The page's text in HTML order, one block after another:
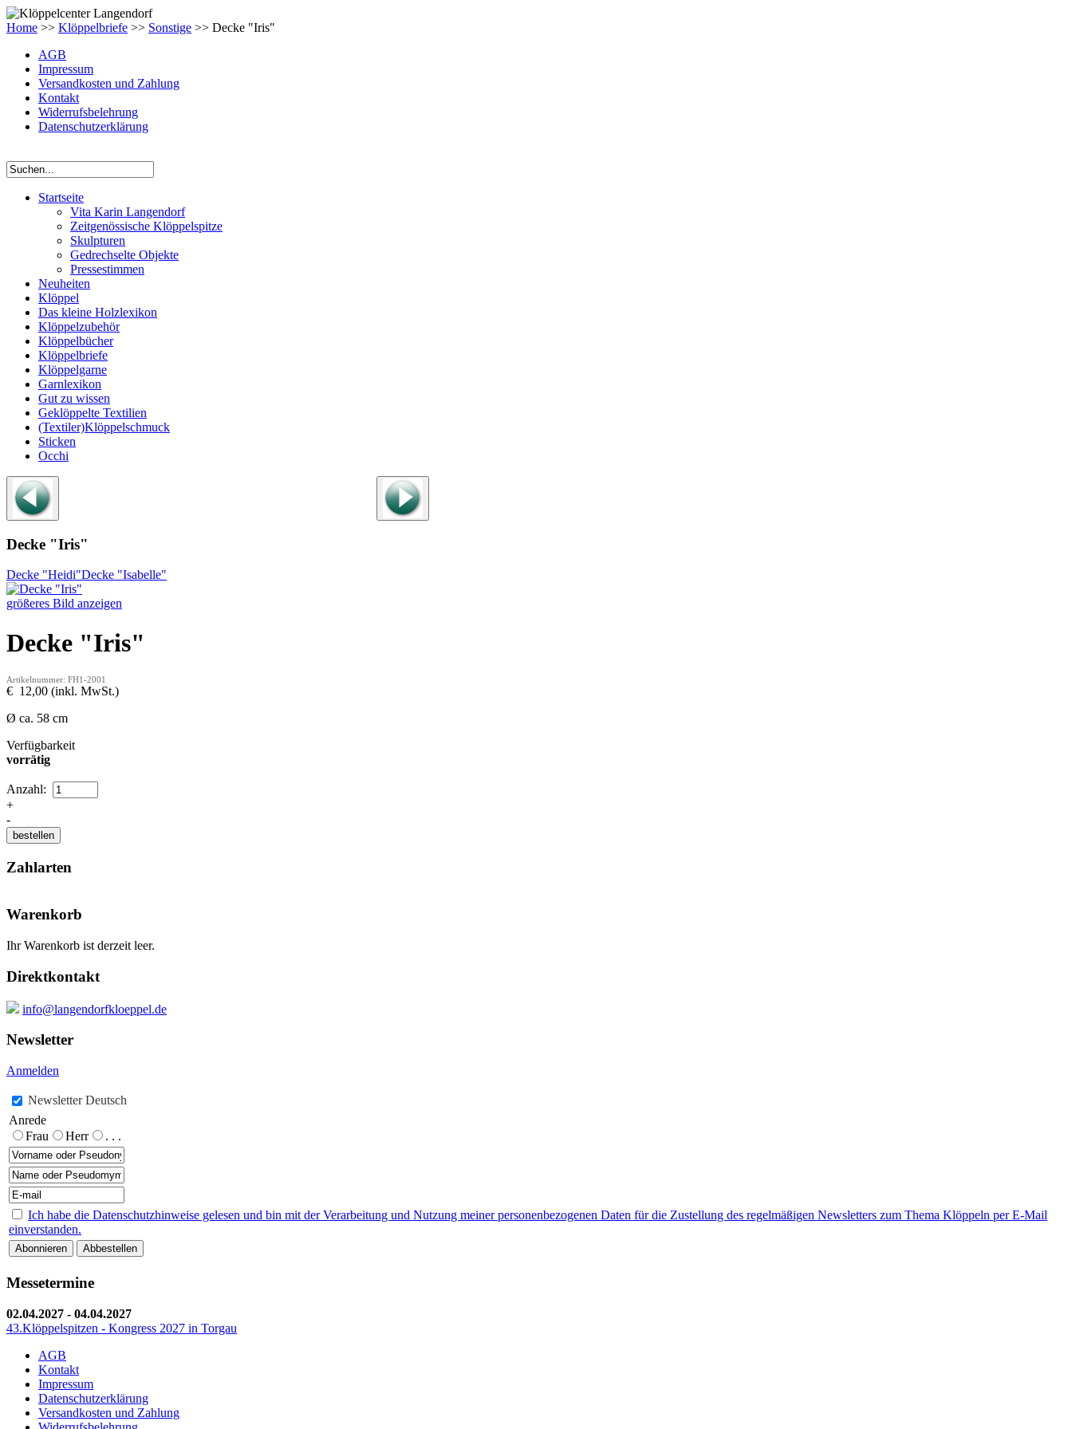
Home >> Klöppelbriefe >> Sonstige >> Decke "Iris"
AGB
Impressum
Versandkosten und Zahlung
Kontakt
Widerrufsbelehrung
Datenschutzerklärung
Startseite
Vita Karin Langendorf
Zeitgenössische Klöppelspitze
Skulpturen
Gedrechselte Objekte
Pressestimmen
Neuheiten
Klöppel
Das kleine Holzlexikon
Klöppelzubehör
Klöppelbücher
Klöppelbriefe
Klöppelgarne
Garnlexikon
Gut zu wissen
Geklöppelte Textilien
(Textiler)Klöppelschmuck
Sticken
Occhi
Decke "Iris"
Decke "Heidi"Decke "Isabelle"
größeres Bild anzeigen
Decke "Iris"
Artikelnummer: FH1-2001
€ 12,00 (inkl. MwSt.)
Ø ca. 58 cm
Verfügbarkeit
vorrätig
Anzahl:
+
-
Zahlarten
Warenkorb
Ihr Warenkorb ist derzeit leer.
Direktkontakt
info@langendorfkloeppel.de
Newsletter
Anmelden
Newsletter Deutsch
Anrede
Frau
Herr . . .
Ich habe die Datenschutzhinweise gelesen und bin mit der Verarbeitung und Nutzung meiner personenbezogenen Daten für die Zustellung des regelmäßigen Newsletters zum Thema Klöppeln per E-Mail
einverstanden.
Messetermine
02.04.2027 - 04.04.2027
43.Klöppelspitzen - Kongress 2027 in Torgau
AGB
Kontakt
Impressum
Datenschutzerklärung
Versandkosten und Zahlung